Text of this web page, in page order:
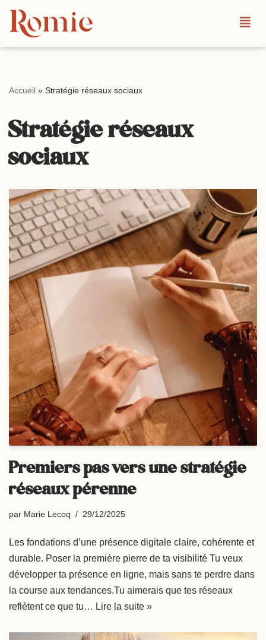
Aller
au
Accueil » Stratégie réseaux sociaux
Stratégie réseaux
sociaux
Premiers pas vers une stratégie
réseaux pérenne
par Marie Lecoq 29/12/2025
Les fondations d’une présence digitale claire, cohérente et
durable. Poser la première pierre de ta visibilité Tu veux
développer ta présence en ligne, mais sans te perdre dans
la course aux tendances.Tu aimerais que tes réseaux
reflètent ce que tu… Lire la suite »